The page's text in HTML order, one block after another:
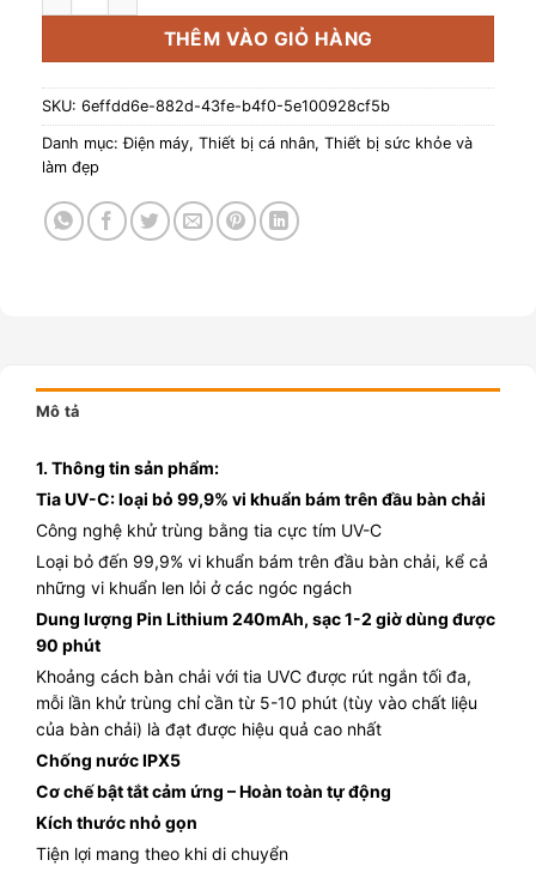
THÊM VÀO GIỎ HÀNG
SKU: 6effdd6e-882d-43fe-b4f0-5e100928cf5b
Danh mục:Điện máy, Thiết bị cá nhân, Thiết bị sức khỏe và
làm đẹp
Mô tả
1. Thông tin sản phẩm:
Tia UV-C: loại bỏ 99,9% vi khuẩn bám trên đầu bàn chải
Công nghệ khử trùng bằng tia cực tím UV-C
Loại bỏ đến 99,9% vi khuẩn bám trên đầu bàn chải, kể cả
những vi khuẩn len lỏi ở các ngóc ngách
Dung lượng Pin Lithium 240mAh, sạc 1-2 giờ dùng được
90 phút
Khoảng cách bàn chải với tia UVC được rút ngắn tối đa,
mỗi lần khử trùng chỉ cần từ 5-10 phút (tùy vào chất liệu
của bàn chải) là đạt được hiệu quả cao nhất
Chống nước IPX5
Cơ chế bật tắt cảm ứng – Hoàn toàn tự động
Kích thước nhỏ gọn
Tiện lợi mang theo khi di chuyển